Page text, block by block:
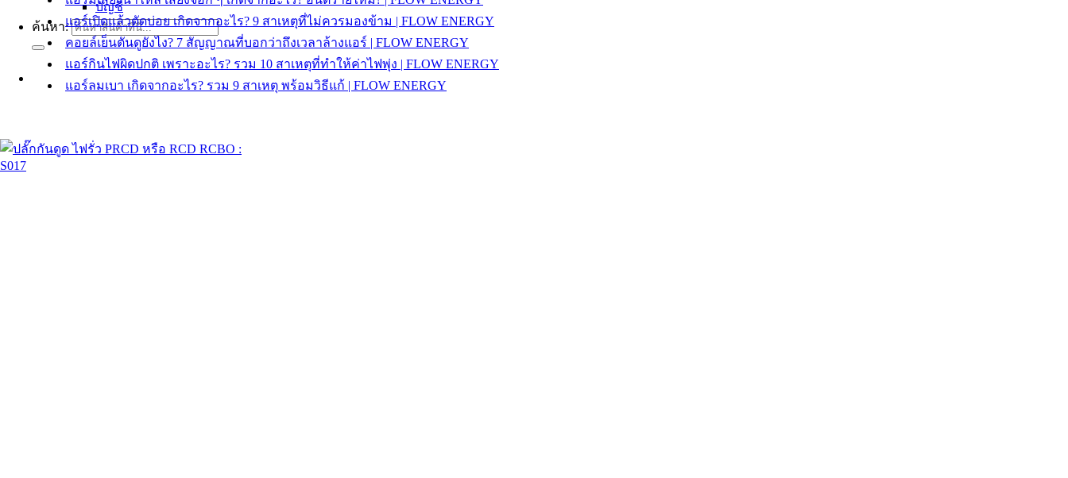
บัญชี
ค้นหา:แอร์เปิดแล้วตัดบ่อย เกิดจากอะไร? 9 สาเหตุที่ไม่ควรมองข้าม | FLOW ENERGY
คอยล์เย็นตันดูยังไง? 7 สัญญาณที่บอกว่าถึงเวลาล้างแอร์ | FLOW ENERGY
แอร์กินไฟผิดปกติ เพราะอะไร? รวม 10 สาเหตุที่ทำให้ค่าไฟพุ่ง | FLOW ENERGY
แอร์ลมเบา เกิดจากอะไร? รวม 9 สาเหตุ พร้อมวิธีแก้ | FLOW ENERGY